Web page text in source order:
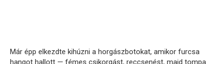
Már épp elkezdte kihúzni a horgászbotokat, amikor furcsa
hangot hallott — fémes csikorgást, reccsenést, majd tompa